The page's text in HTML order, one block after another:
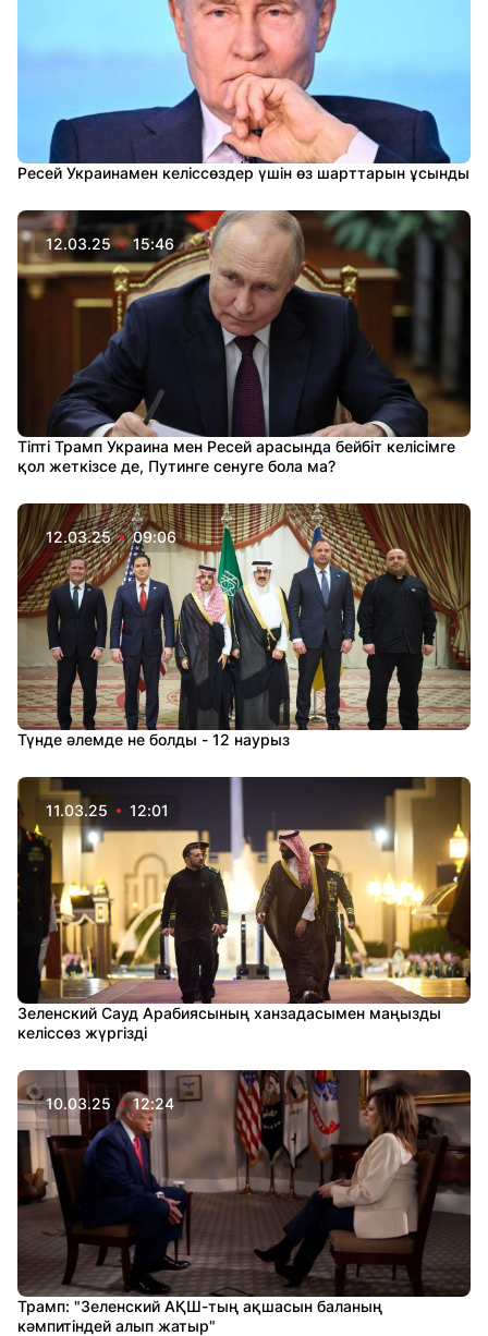
Ресей Украинамен келіссөздер үшін өз шарттарын ұсынды
12.03.25 15:46
Тіпті Трамп Украина мен Ресей арасында бейбіт келісімге
қол жеткізсе де, Путинге сенуге бола ма?
12.03.25 09:06
Түнде әлемде не болды - 12 наурыз
11.03.25 12:01
Зеленский Сауд Арабиясының ханзадасымен маңызды
келіссөз жүргізді
10.03.25 12:24
Трамп: "Зеленский АҚШ-тың ақшасын баланың
кәмпитіндей алып жатыр"